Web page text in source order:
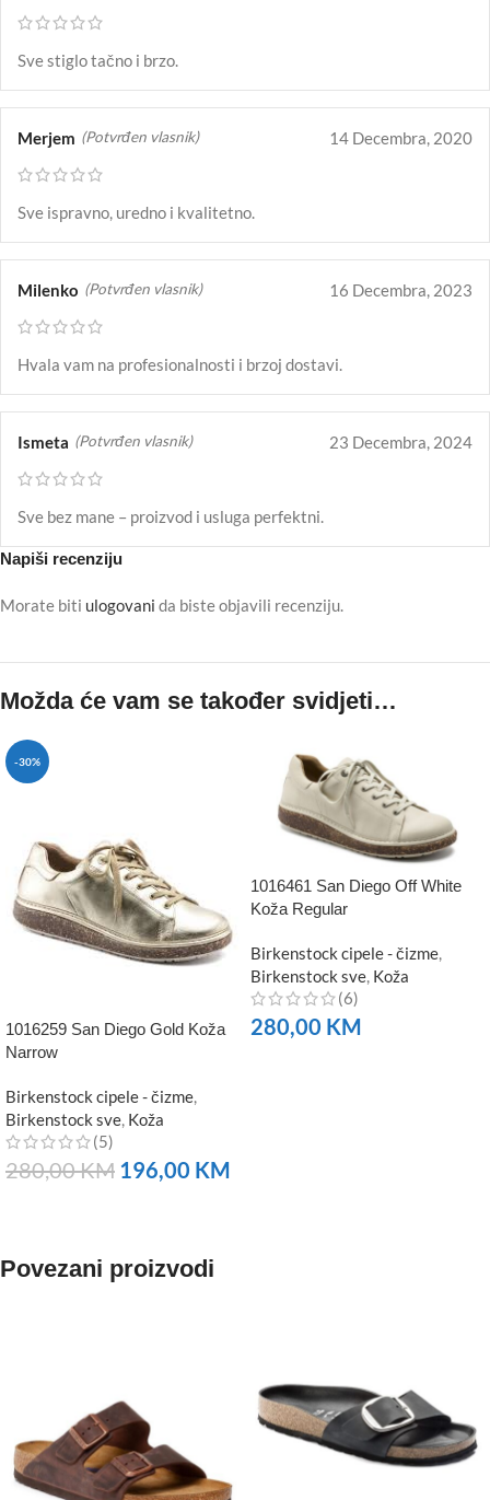
Sve stiglo tačno i brzo.
Merjem (Potvrđen vlasnik) 14 Decembra, 2020
Sve ispravno, uredno i kvalitetno.
Milenko (Potvrđen vlasnik) 16 Decembra, 2023
Hvala vam na profesionalnosti i brzoj dostavi.
Ismeta (Potvrđen vlasnik) 23 Decembra, 2024
Sve bez mane – proizvod i usluga perfektni.
Napiši recenziju
Morate biti ulogovani da biste objavili recenziju.
Možda će vam se također svidjeti…
-30%
1016259 San Diego Gold Koža
Narrow
Birkenstock cipele - čizme,
Birkenstock sve, Koža
(5)
280,00KM 196,00 KM
1016461 San Diego Off White
Koža Regular
Birkenstock cipele - čizme,
Birkenstock sve, Koža
(6)
280,00 KM
Povezani proizvodi